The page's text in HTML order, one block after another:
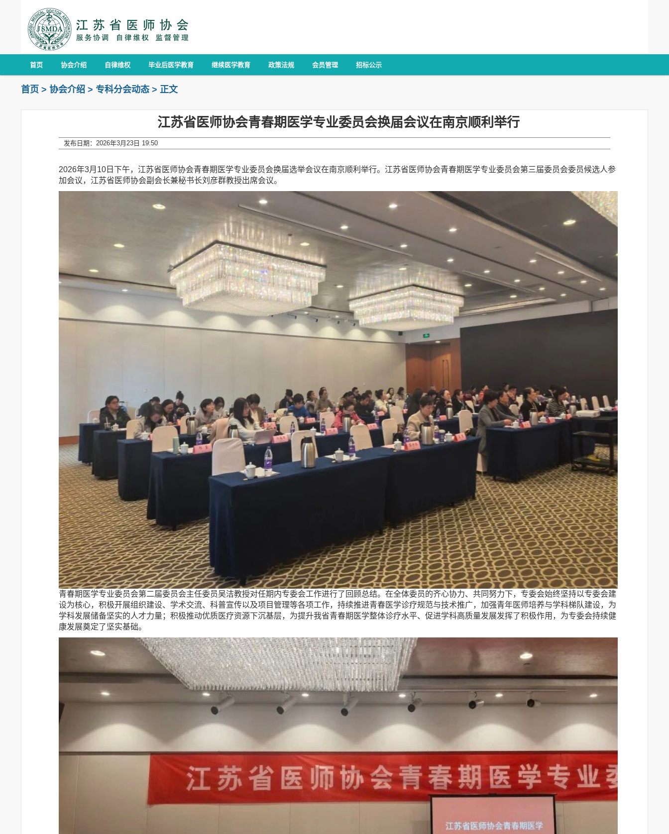
首页 协会介绍 自律维权 毕业后医学教育 继续医学教育 政策法规 会员管理 招标公示
首页 > 协会介绍 > 专科分会动态 > 正文
江苏省医师协会青春期医学专业委员会换届会议在南京顺利举行
发布日期：2026年3月23日 19:50
2026年3月10日下午，江苏省医师协会青春期医学专业委员会换届选举会议在南京顺利举行。江苏省医师协会青春期医学专业委员会第三届委员会委员候选人参
加会议，江苏省医师协会副会长兼秘书长刘彦群教授出席会议。
青春期医学专业委员会第二届委员会主任委员吴洁教授对任期内专委会工作进行了回顾总结。在全体委员的齐心协力、共同努力下，专委会始终坚持以专委会建
设为核心，积极开展组织建设、学术交流、科普宣传以及项目管理等各项工作，持续推进青春医学诊疗规范与技术推广，加强青年医师培养与学科梯队建设，为
学科发展储备坚实的人才力量；积极推动优质医疗资源下沉基层，为提升我省青春期医学整体诊疗水平、促进学科高质量发展发挥了积极作用，为专委会持续健
康发展奠定了坚实基础。